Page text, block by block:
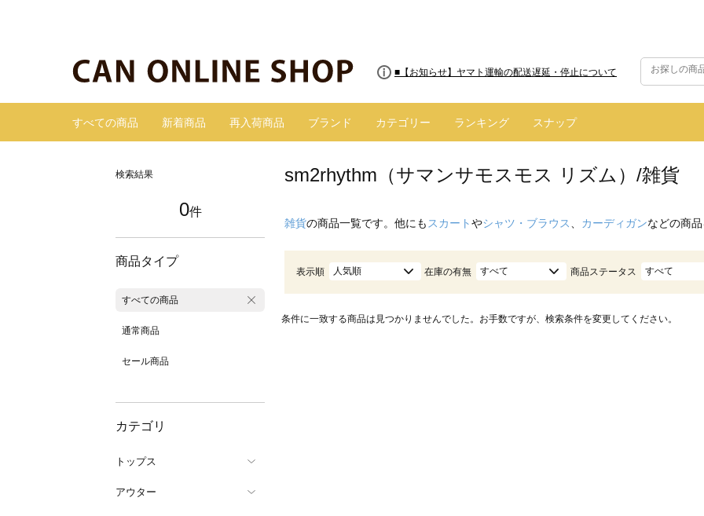
■8/13(木)AM2:00～サイトメンテナンス実施のお知らせ
■【お知らせ】ヤマト運輸の配送遅延・停止について
すべての商品 新着商品 再入荷商品 ブランド カテゴリー ランキング スナップ
検索結果
0件
商品タイプ
すべての商品
通常商品
セール商品
カテゴリ
トップス
アウター
sm2rhythm（サマンサモスモス リズム）/雑貨
雑貨の商品一覧です。他にも スカートやシャツ・ブラウス カーディガンなどの商
表示順 人気順 在庫の有無 すべて 商品ステータス すべて
条件に一致する商品は見つかりませんでした。お手数ですが、検索条件を変更してください。